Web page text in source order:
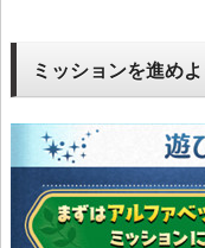
ミッションを進めよ